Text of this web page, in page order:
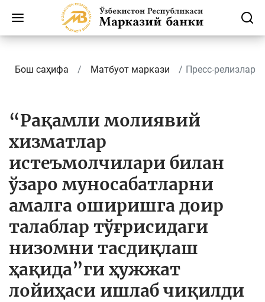
Бош саҳифа Матбуот маркази Пресс-релизлар
“Рақамли молиявий
хизматлар
истеъмолчилари билан
ўзаро муносабатларни
амалга оширишга доир
талаблар тўғрисидаги
низомни тасдиқлаш
ҳақида”ги ҳужжат
лойиҳаси ишлаб чиқилди